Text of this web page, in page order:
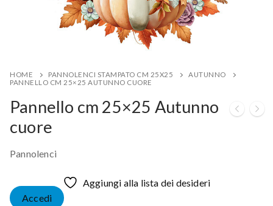
HOME PANNOLENCI STAMPATO CM 25X25
AUTUNNO
PANNELLO CM 25×25 AUTUNNO CUORE
Pannello cm 25×25 Autunno
cuore
Pannolenci
Aggiungi alla lista dei desideri
Accedi